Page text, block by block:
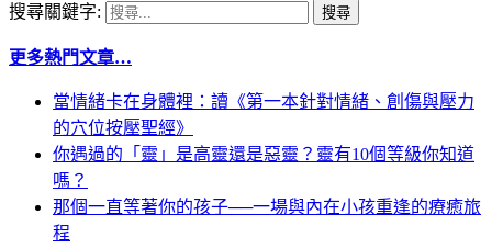
搜尋關鍵字:
更多熱門文章…
當情緒卡在身體裡：讀《第一本針對情緒、創傷與壓力
的穴位按壓聖經》
你遇過的「靈」是高靈還是惡靈？靈有10個等級你知道
嗎？
那個一直等著你的孩子──一場與內在小孩重逢的療癒旅
程